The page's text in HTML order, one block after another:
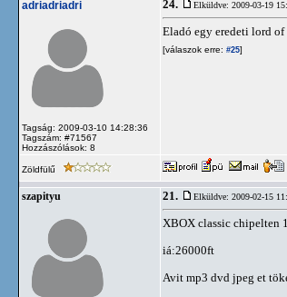
adriadriadri
Tagság: 2009-03-10 14:28:36
Tagszám: #71567
Hozzászólások: 8
24. Elküldve: 2009-03-19
Eladó egy eredeti lord
[válaszok erre: #25]
Zöldfülű
szapityu 21. Elküldve: 2009-02-15
XBOX classic chipelten
iá:26000ft
Avit mp3 dvd jpeg et